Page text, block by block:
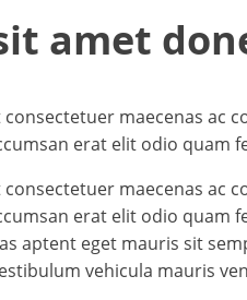
amet
maecenas ac
erat elit odio quam
maecenas ac
erat elit odio
aptent eget mauris sit
vehicula mauris